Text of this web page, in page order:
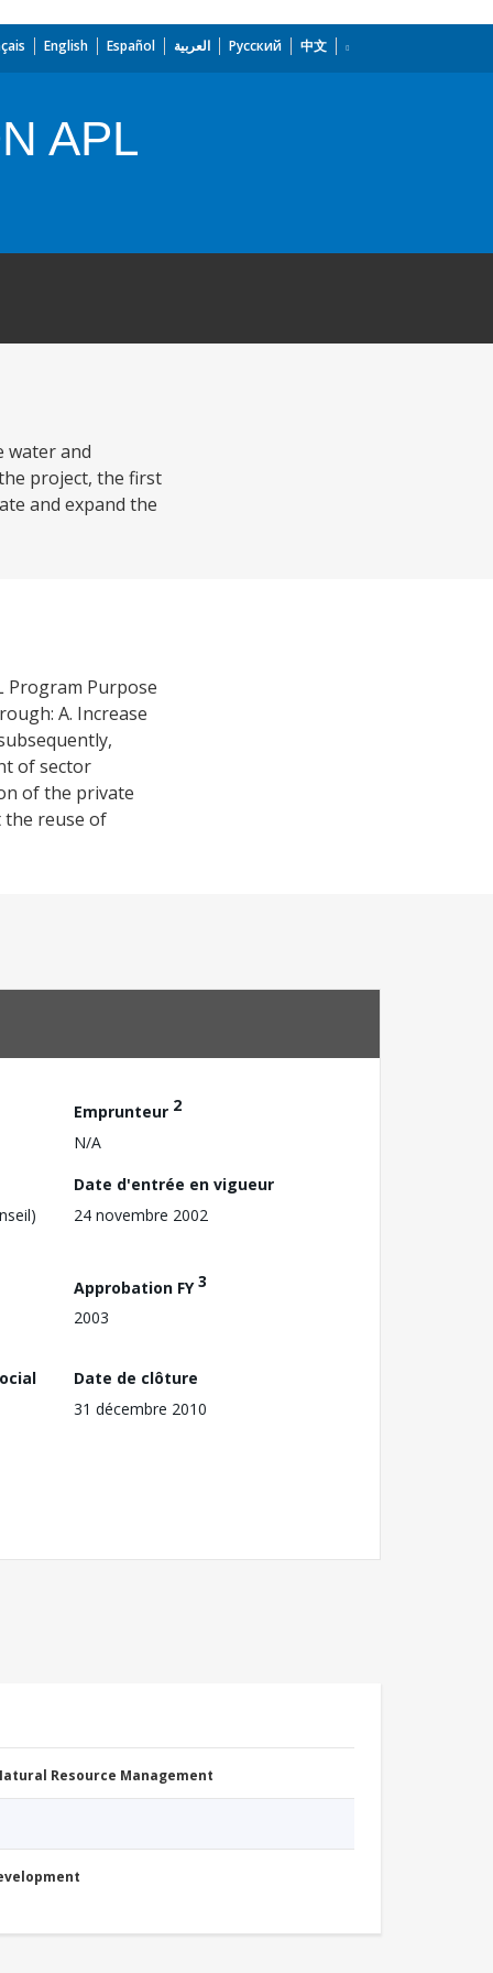
English Español العربية Русский 中文
APL
water and
project, the first
and expand the
Program Purpose
A. Increase
of sector
of the private
the reuse of
Emprunteur 2
N/A
Date d'entrée en vigueur
24 novembre 2002
Approbation FY3
2003
Date de clôture
31 décembre 2010
Resource Management